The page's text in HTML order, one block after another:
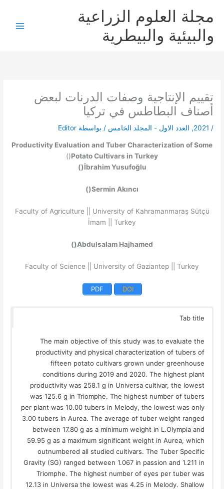
المحتوى
مجلة العلوم الزراعية
والبيئية والبيطرية
تقييم الإنتاجية وصفات الدرنات لبعض
أصناف البطاطس في تركيا
/
2021
, العدد الاول - المجلد الخامس / بواسطة Editor
Productivity Evaluation and Tuber Characterization of Some
Potato Cultivars in Turkey
(
)
İbrahim Yusufoğlu
(
)
Sermin Akıncı
(
)
Faculty of Agriculture || University of Kahramanmaraş Sütçü
İmam || Turkey
Abdulsalam Hajhamed
(
)
Faculty of Science || University of Gaziantep || Turkey
DOI
PDF
Tab title
The main objective of this study was to evaluate the
productivity and physical characterization of tubers of
fifteen potato cultivars grown under greenhouse
conditions during 2019 and 2020. The highest plant
productivity was 258.1 g in Universa cultivar, the lowest
was 125.6 g in Triomphe. The highest number of tubers
per plant was 10.00 tubers in Melody, the lowest was only
3.00 tubers in Aurea. The average of tuber weight ranged
between 17.80 g as a minimum weight in L.Olympia and
59.95 g as a maximum significant weight in Aurea, which
outnumbered all studied cultivars. The Tuber Specific
Gravity (SG) ranged between 1.067 in passion and 1.211 in
Triomphe. The highest number of eyes per tuber was
12.13 in Universa the lowest was 4.25 in Melody. Shallow